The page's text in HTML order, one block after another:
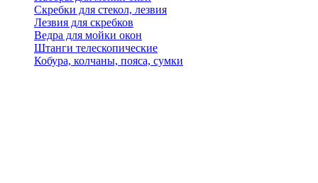
Скребки для стекол, лезвия
Лезвия для скребков
Ведра для мойки окон
Штанги телескопические
Кобура, колчаны, пояса, сумки